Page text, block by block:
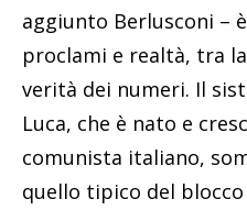
aggiunto Berlusconi –
proclami e realtà, tra
verità dei numeri. Il
Luca, che è nato e
comunista italiano,
quello tipico del blocco